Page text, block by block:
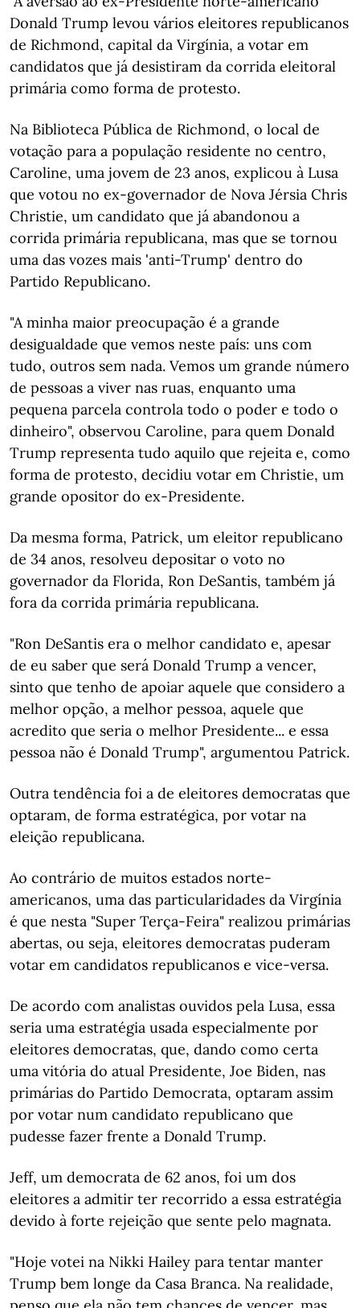
Donald Trump levou vários eleitores republicanos
de Richmond, capital da Virgínia, a votar em
candidatos que já desistiram da corrida eleitoral
primária como forma de protesto.
Na Biblioteca Pública de Richmond, o local de
votação para a população residente no centro,
Caroline, uma jovem de 23 anos, explicou à Lusa
que votou no ex-governador de Nova Jérsia Chris
Christie, um candidato que já abandonou a
corrida primária republicana, mas que se tornou
uma das vozes mais 'anti-Trump' dentro do
Partido Republicano.
"A minha maior preocupação é a grande
desigualdade que vemos neste país: uns com
tudo, outros sem nada. Vemos um grande número
de pessoas a viver nas ruas, enquanto uma
pequena parcela controla todo o poder e todo o
dinheiro", observou Caroline, para quem Donald
Trump representa tudo aquilo que rejeita e, como
forma de protesto, decidiu votar em Christie, um
grande opositor do ex-Presidente.
Da mesma forma, Patrick, um eleitor republicano
de 34 anos, resolveu depositar o voto no
governador da Florida, Ron DeSantis, também já
fora da corrida primária republicana.
"Ron DeSantis era o melhor candidato e, apesar
de eu saber que será Donald Trump a vencer,
sinto que tenho de apoiar aquele que considero a
melhor opção, a melhor pessoa, aquele que
acredito que seria o melhor Presidente... e essa
pessoa não é Donald Trump", argumentou Patrick.
Outra tendência foi a de eleitores democratas que
optaram, de forma estratégica, por votar na
eleição republicana.
Ao contrário de muitos estados norte-
americanos, uma das particularidades da Virgínia
é que nesta "Super Terça-Feira" realizou primárias
abertas, ou seja, eleitores democratas puderam
votar em candidatos republicanos e vice-versa.
De acordo com analistas ouvidos pela Lusa, essa
seria uma estratégia usada especialmente por
eleitores democratas, que, dando como certa
uma vitória do atual Presidente, Joe Biden, nas
primárias do Partido Democrata, optaram assim
por votar num candidato republicano que
pudesse fazer frente a Donald Trump.
Jeff, um democrata de 62 anos, foi um dos
eleitores a admitir ter recorrido a essa estratégia
devido à forte rejeição que sente pelo magnata.
"Hoje votei na Nikki Hailey para tentar manter
Trump bem longe da Casa Branca. Na realidade,